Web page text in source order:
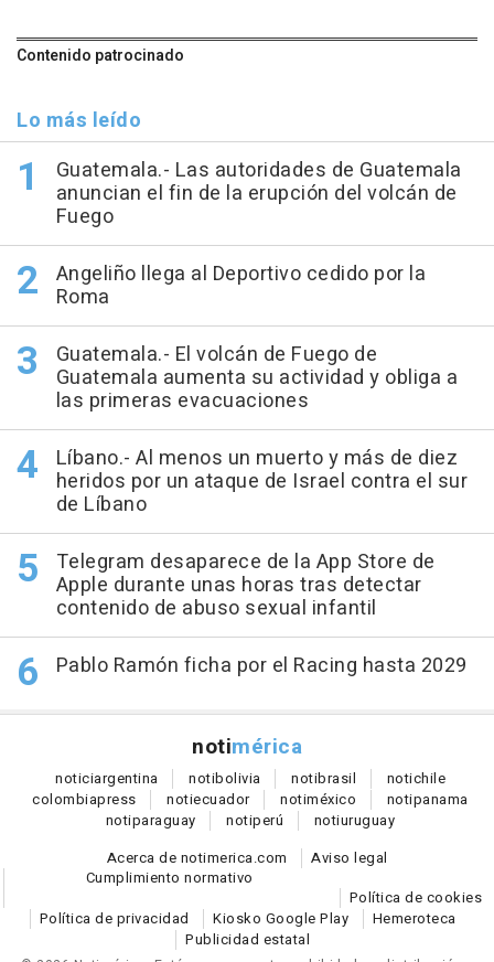
Contenido patrocinado
Lo más leído
Guatemala.- Las autoridades de Guatemala
anuncian el fin de la erupción del volcán de
Fuego
Angeliño llega al Deportivo cedido por la
Roma
Guatemala.- El volcán de Fuego de
Guatemala aumenta su actividad y obliga a
las primeras evacuaciones
Líbano.- Al menos un muerto y más de diez
heridos por un ataque de Israel contra el sur
de Líbano
Telegram desaparece de la App Store de
Apple durante unas horas tras detectar
contenido de abuso sexual infantil
Pablo Ramón ficha por el Racing hasta 2029
notimérica
noticiargentina notibolivia notibrasil notichile
colombiapress notiecuador notiméxico notipanama
notiparaguay notiperú notiuruguay
Acerca de notimerica.com
Aviso legal
Cumplimiento normativo
Política de cookies
Política de privacidad
Kiosko Google Play
Hemeroteca
Publicidad estatal